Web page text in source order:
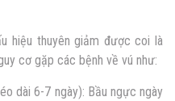
hiệu thuyên giảm được coi là
cơ gặp các bệnh về vú như:
dài 6-7 ngày): Bầu ngực ngày